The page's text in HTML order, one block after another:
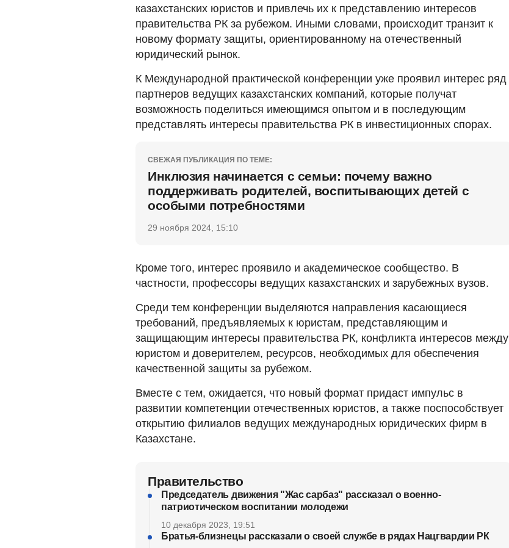
казахстанских юристов и привлечь их к представлению интересов
правительства РК за рубежом. Иными словами, происходит транзит к
новому формату защиты, ориентированному на отечественный
юридический рынок.
К Международной практической конференции уже проявил интерес ряд
партнеров ведущих казахстанских компаний, которые получат
возможность поделиться имеющимся опытом и в последующим
представлять интересы правительства РК в инвестиционных спорах.
СВЕЖАЯ ПУБЛИКАЦИЯ ПО ТЕМЕ:
Инклюзия начинается с семьи: почему важно
поддерживать родителей, воспитывающих детей с
особыми потребностями
29 ноября 2024, 15:10
Кроме того, интерес проявило и академическое сообщество. В
частности, профессоры ведущих казахстанских и зарубежных вузов.
Среди тем конференции выделяются направления касающиеся
требований, предъявляемых к юристам, представляющим и
защищающим интересы правительства РК, конфликта интересов между
юристом и доверителем, ресурсов, необходимых для обеспечения
качественной защиты за рубежом.
Вместе с тем, ожидается, что новый формат придаст импульс в
развитии компетенции отечественных юристов, а также поспособствует
открытию филиалов ведущих международных юридических фирм в
Казахстане.
Правительство
Председатель движения "Жас сарбаз" рассказал о военно-
патриотическом воспитании молодежи
10 декабря 2023, 19:51
Братья-близнецы рассказали о своей службе в рядах Нацгвардии РК